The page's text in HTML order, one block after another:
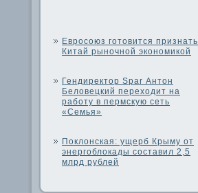
Евросоюз готовится признать
Китай рыночной экономикой
Гендиректор Spar Антон
Беловецкий переходит на
работу в пермскую сеть
«Семья»
Поклонская: ущерб Крыму от
энергоблокады составил 2,5
млрд рублей